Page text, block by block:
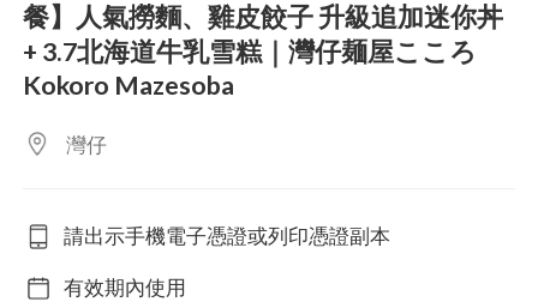
餐】人氣撈麵、雞皮餃子 升級追加迷你丼
+ 3.7北海道牛乳雪糕｜灣仔麺屋こころ
Kokoro Mazesoba
灣仔
請出示手機電子憑證或列印憑證副本
有效期內使用